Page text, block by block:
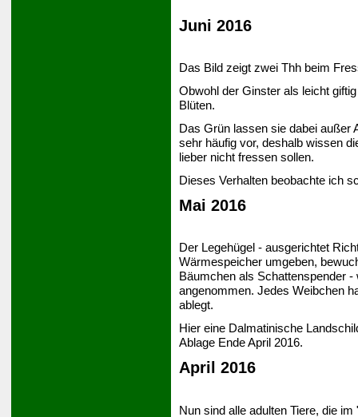
Juni 2016
Das Bild zeigt zwei Thh beim
Obwohl der Ginster als leicht
Blüten.
Das Grün lassen sie dabei außer
sehr häufig vor, deshalb wissen
lieber nicht fressen sollen.
Dieses Verhalten beobachte ich
Mai 2016
Der Legehügel - ausgerichtet
Wärmespeicher umgeben,
Bäumchen als Schattenspender
angenommen. Jedes Weibchen
ablegt.
Hier eine Dalmatinische
Ablage Ende April 2016.
April 2016
Nun sind alle adulten Tiere, die